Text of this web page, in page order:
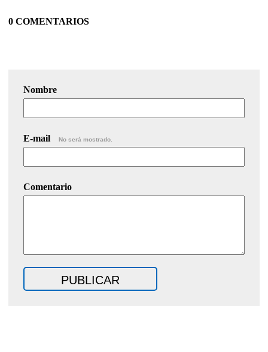
0 COMENTARIOS
Nombre
E-mail No será mostrado.
Comentario